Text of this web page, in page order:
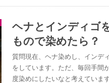
ヘナとインディゴ
もので染めたら？
質問現在、ヘナ染めし、インデ
をしています。ただ、毎回手間
度染めにしたいなと考えていま